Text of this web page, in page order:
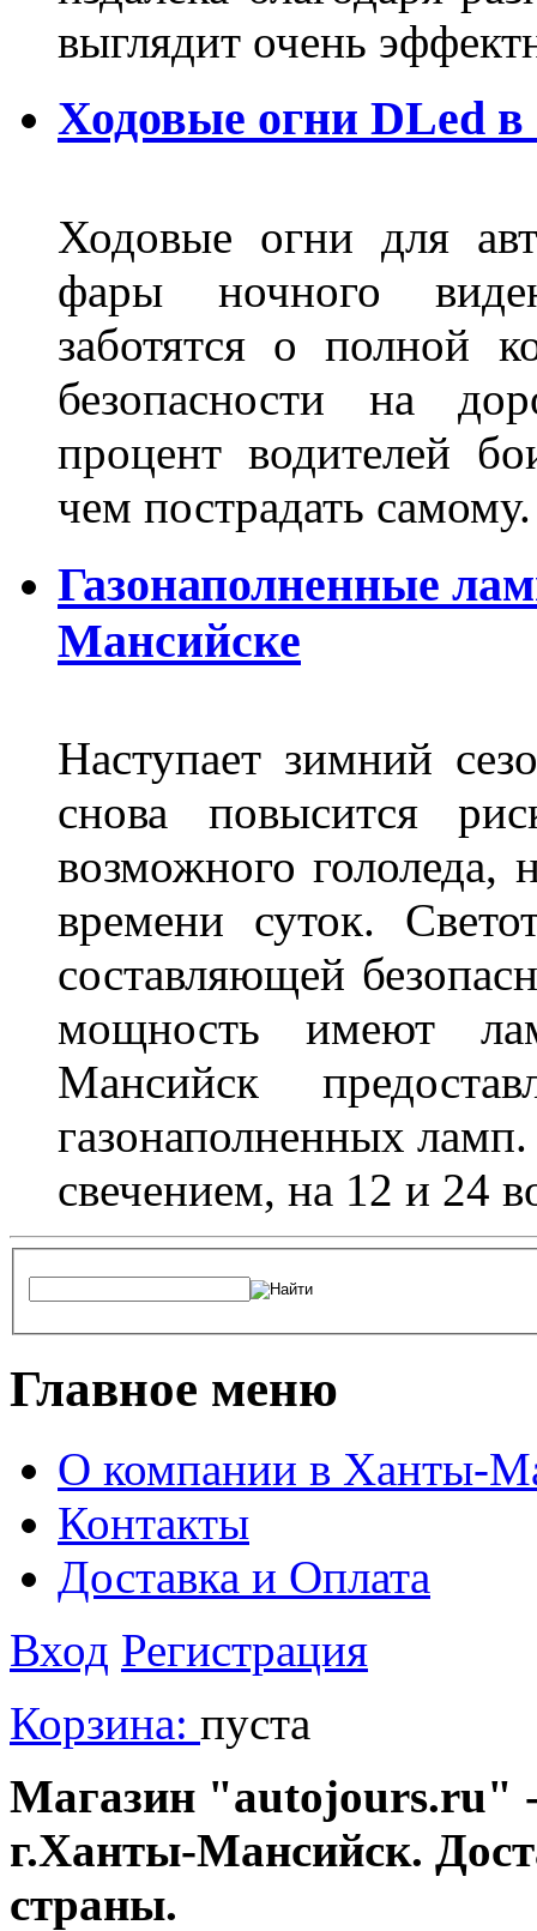
выглядит очень
Ходовые огни DLed
Ходовые огни для
фары ночного
заботятся о полной
безопасности на
процент водителей
чем пострадать самому.
Газонаполненные
Мансийске
Наступает зимний
снова повысится
возможного гололеда,
времени суток.
составляющей
мощность имеют
Мансийск
газонаполненных
свечением, на 12 и 24
Главное меню
О компании в Ханты-
Контакты
Доставка и Оплата
Вход Регистрация
Корзина: пуста
Магазин "autojours.ru" -
г.Ханты-Мансийск.
страны.